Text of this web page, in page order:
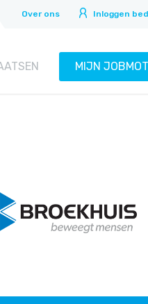
Over ons Inloggen
MIJN